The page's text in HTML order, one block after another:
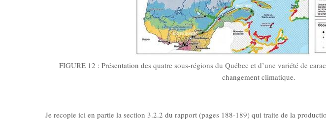
FIGURE 12 : Présentation des quatre sous-régions du Québec et d’une variété de
changement climatique.
Je recopie ici en partie la section 3.2.2 du rapport (pages 188-189) qui traite de la